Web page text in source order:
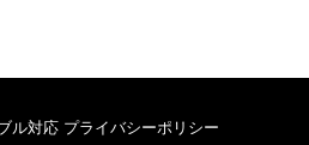
ル対応 プライバシーポリシー